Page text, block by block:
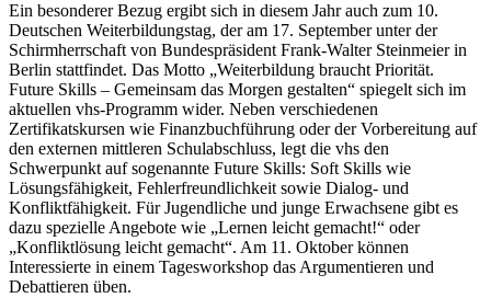
Ein besonderer Bezug ergibt sich in diesem Jahr auch zum 10.
Deutschen Weiterbildungstag, der am 17. September unter der
Schirmherrschaft von Bundespräsident Frank-Walter Steinmeier in
Berlin stattfindet. Das Motto „Weiterbildung braucht Priorität.
Future Skills – Gemeinsam das Morgen gestalten“ spiegelt sich im
aktuellen vhs-Programm wider. Neben verschiedenen
Zertifikatskursen wie Finanzbuchführung oder der Vorbereitung auf
den externen mittleren Schulabschluss, legt die vhs den
Schwerpunkt auf sogenannte Future Skills: Soft Skills wie
Lösungsfähigkeit, Fehlerfreundlichkeit sowie Dialog- und
Konfliktfähigkeit. Für Jugendliche und junge Erwachsene gibt es
dazu spezielle Angebote wie „Lernen leicht gemacht!“ oder
„Konfliktlösung leicht gemacht“. Am 11. Oktober können
Interessierte in einem Tagesworkshop das Argumentieren und
Debattieren üben.